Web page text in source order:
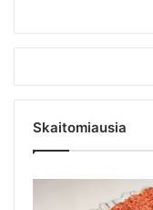
Skaitomiausia